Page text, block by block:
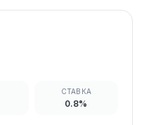
СТАВКА
0.8%